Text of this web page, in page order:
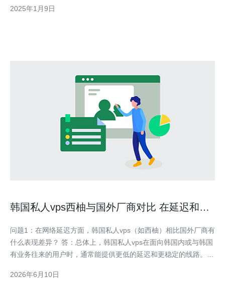
为亚洲的科技强国，拥有快速的互联网连接和稳定的电力供应。选
2025年1月9日
韩国私人vps西柚与国外厂商对比 在延迟和售
问题1：在网络延迟方面，韩国私人vps（如西柚）相比国外厂商有
什么表现差异？ 答：总体上，韩国私人vps在面向韩国内或与韩国
有业务往来的用户时，通常能提供更低的延迟和更稳定的线路。因
较低。相反，位于欧美或其他地区的国外厂商若没有优化到韩国的
2026年6月10日